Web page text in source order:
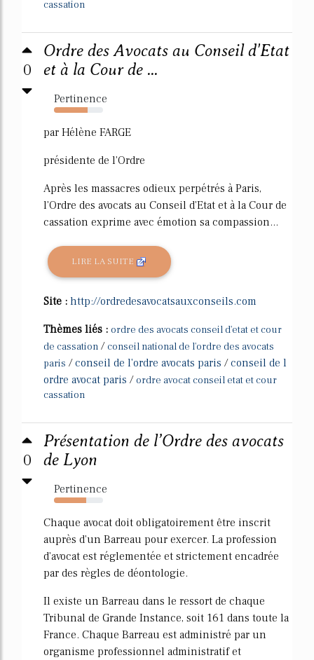
cassation
0
Ordre des Avocats au Conseil d'Etat
et à la Cour de ...
Pertinence
68%
par Hélène FARGE
présidente de l'Ordre
Après les massacres odieux perpétrés à Paris,
l'Ordre des avocats au Conseil d'Etat et à la Cour de
cassation exprime avec émotion sa compassion...
LIRE LA SUITE
Site : http://ordredesavocatsauxconseils.com
Thèmes liés : ordre des avocats conseil d'etat et cour
de cassation / conseil national de l'ordre des avocats
paris /conseil de l'ordre avocats paris /conseil de l
ordre avocat paris / ordre avocat conseil etat et cour
cassation
0
Présentation de l’Ordre des avocats
de Lyon
Pertinence
65%
Chaque avocat doit obligatoirement être inscrit
auprès d'un Barreau pour exercer. La profession
d'avocat est réglementée et strictement encadrée
par des règles de déontologie.
Il existe un Barreau dans le ressort de chaque
Tribunal de Grande Instance, soit 161 dans toute la
France. Chaque Barreau est administré par un
organisme professionnel administratif et